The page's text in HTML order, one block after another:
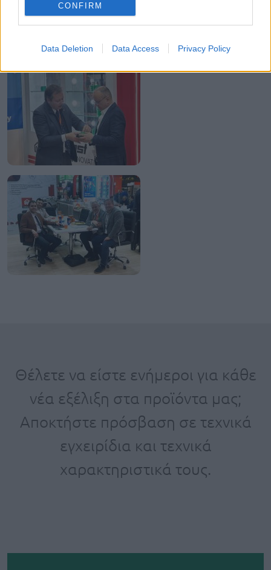
CONFIRM
Data Deletion Data Access Privacy Policy
Θέλετε να είστε ενήμεροι για κάθε
νέα εξέλιξη στα προϊόντα μας;
Αποκτήστε πρόσβαση σε τεχνικά
εγχειρίδια και τεχνικά
χαρακτηριστικά τους.